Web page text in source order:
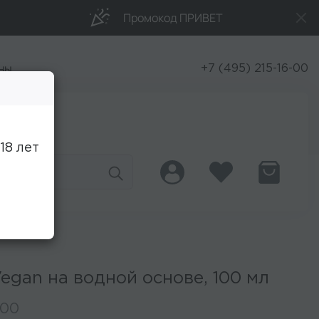
Промокод ПРИВЕТ
+7 (495) 215-16-00
на водной основе, 100 мл
лет